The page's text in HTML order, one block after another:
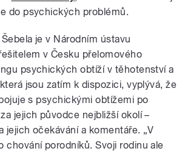
do psychických problémů.
je v Národním ústavu
v Česku přelomového
psychických obtíží v těhotenství a
jsou zatím k dispozici, vyplývá, že
s psychickými obtížemi po
jejich původce nejbližší okolí–
jejich očekávání a komentáře. „V
chování porodníků. Svoji rodinu ale